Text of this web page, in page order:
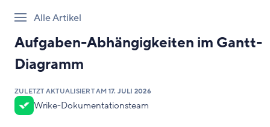
Alle Artikel
Aufgaben-Abhängigkeiten im Gantt-
Diagramm
ZULETZT AKTUALISIERT AM 17. JULI 2026
Wrike-Dokumentationsteam